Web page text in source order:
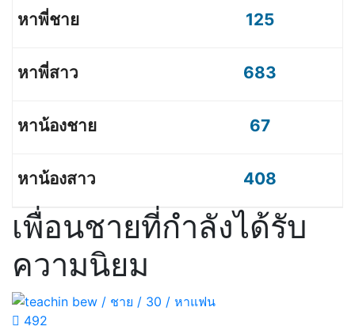
125
683
67
408
เพื่อนชายที่กำลังได้รับ
ความนิยม
492